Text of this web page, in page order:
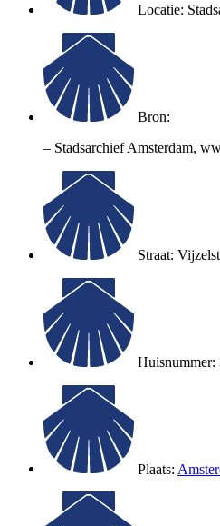
Locatie:
Bron:
– Stadsarchief Amsterdam,
Straat:
Huisnummer:
Plaats: